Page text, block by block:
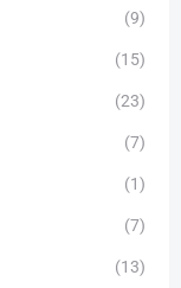
(9)
(15)
(23)
(7)
(1)
(7)
(13)